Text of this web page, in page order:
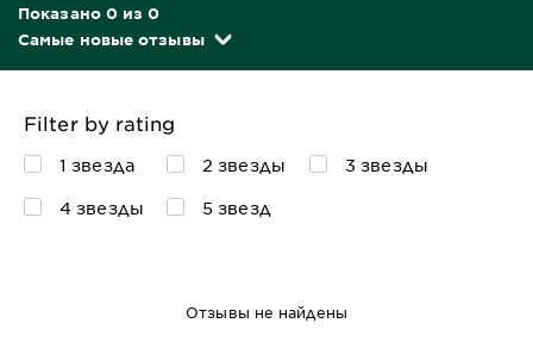
Показано 0 из 0
Самые новые отзывы
Filter by rating
1 звезда 2 звезды
3 звезды
4 звезды
5 звезд
Отзывы не найдены